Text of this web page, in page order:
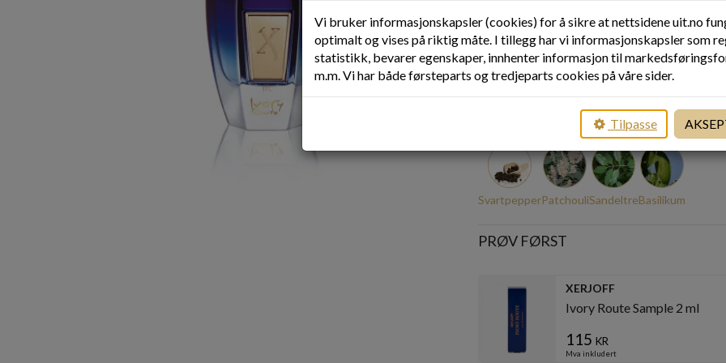
ART. NR.
7162
NETTSTATUS
MIDLERTIDIG UTSOLGT
PRODUSENT
XERJOFF
SvartpepperPatchouliSandeltreBasilikum
PRØV FØRST
XERJOFF
Ivory Route Sample 2 ml
115 kr
Mva inkludert
Vi bruker informasjonskapsler (cookies) for å sikre at nettsidene uit.no
optimalt og vises på riktig måte. I tillegg har vi informasjonskapsler som
statistikk, bevarer egenskaper, innhenter informasjon til
m.m. Vi har både førsteparts og tredjeparts cookies på våre sider.
Tilpasse